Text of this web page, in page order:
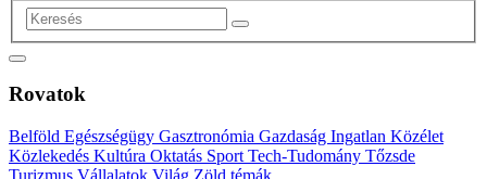
Rovatok
Belföld Egészségügy Gasztronómia Gazdaság Ingatlan Közélet
Közlekedés Kultúra Oktatás Sport Tech-Tudomány Tőzsde